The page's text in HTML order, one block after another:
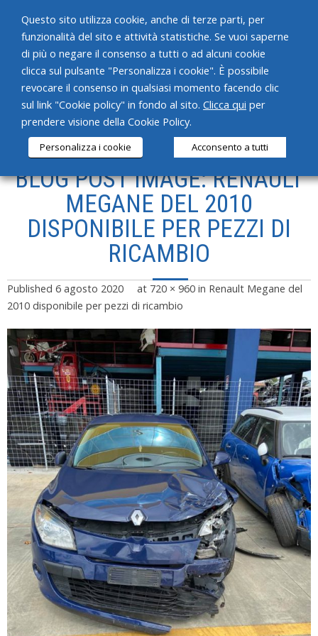
HOME
CHI SIAMO
SERVIZI
PRODOTTI
NEWS
BLOG POST IMAGE: RENAULT
MEGANE DEL 2010
DISPONIBILE PER PEZZI DI
RICAMBIO
Published 6 agosto 2020 at 720 × 960 in Renault Megane del
2010 disponibile per pezzi di ricambio
Questo sito utilizza cookie, anche di terze parti, per
funzionalità del sito e attività statistiche. Se vuoi saperne
di più o negare il consenso a tutti o ad alcuni cookie
clicca sul pulsante "Personalizza i cookie". È possibile
revocare il consenso in qualsiasi momento facendo clic
sul link "Cookie policy" in fondo al sito. Clicca qui per
prendere visione della Cookie Policy.
Personalizza i cookie Acconsento a tutti